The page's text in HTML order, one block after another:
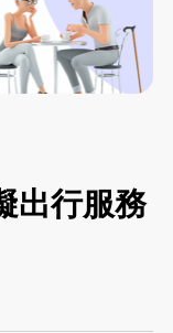
出行服務